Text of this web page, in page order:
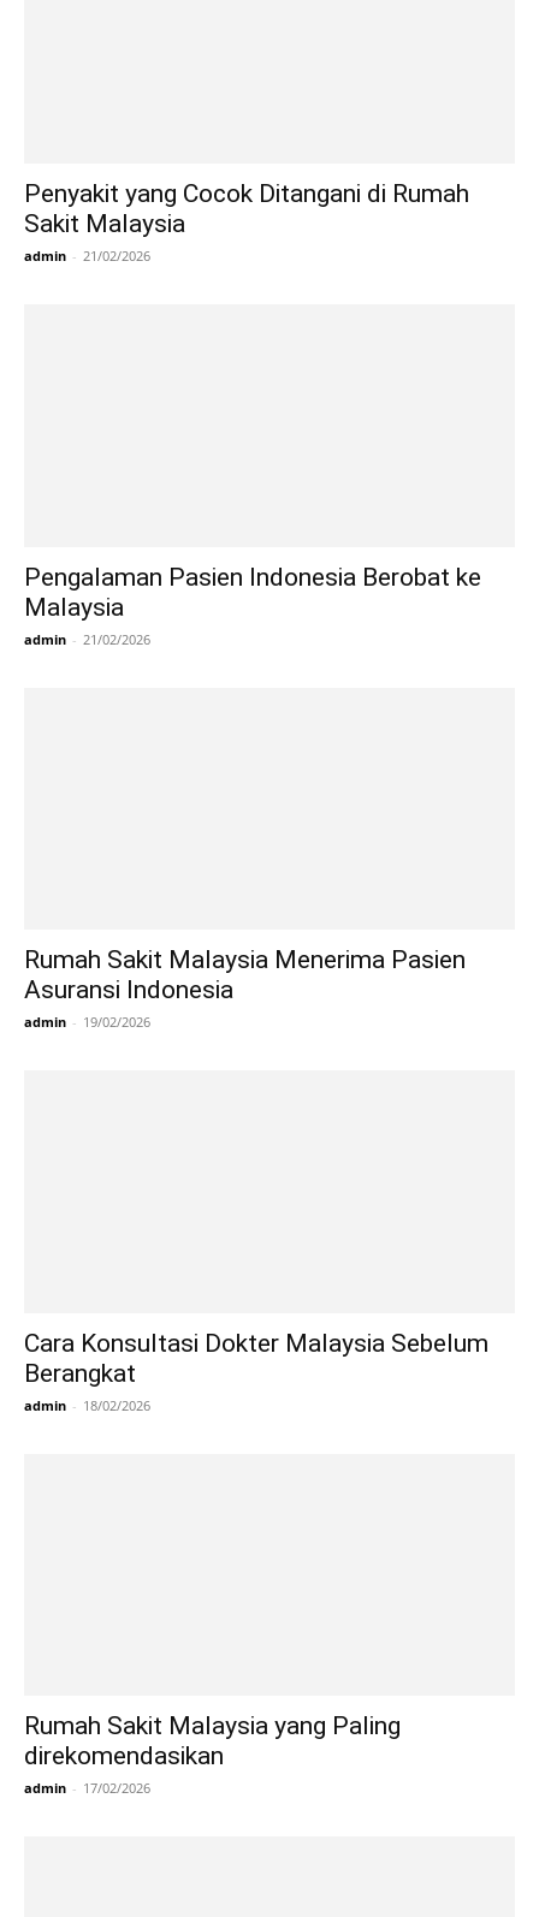
Penyakit yang Cocok Ditangani di Rumah
Sakit Malaysia
admin - 21/02/2026
Pengalaman Pasien Indonesia Berobat ke
Malaysia
admin - 21/02/2026
Rumah Sakit Malaysia Menerima Pasien
Asuransi Indonesia
admin - 19/02/2026
Cara Konsultasi Dokter Malaysia Sebelum
Berangkat
admin - 18/02/2026
Rumah Sakit Malaysia yang Paling
direkomendasikan
admin - 17/02/2026